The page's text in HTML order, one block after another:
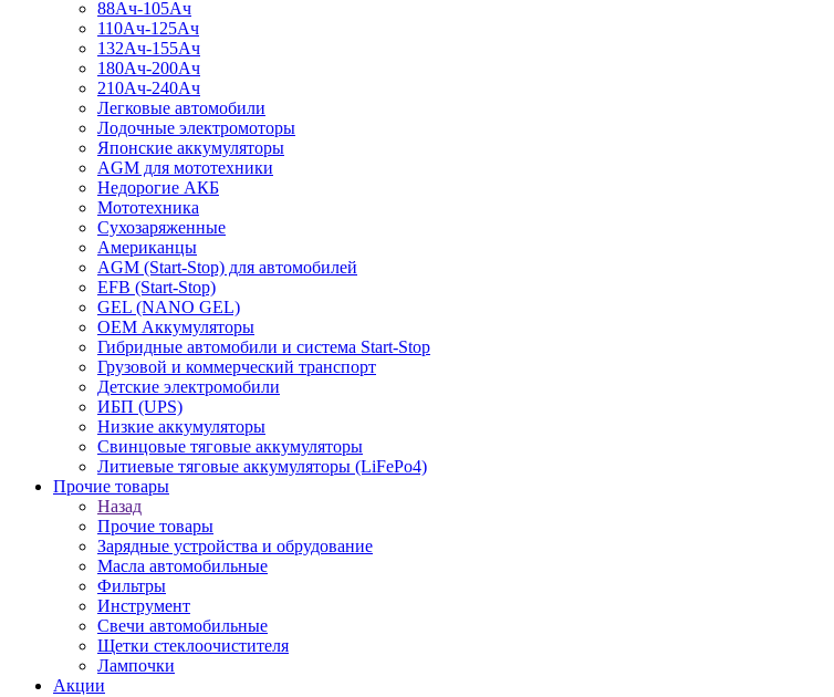
88Ач-105Ач
110Ач-125Ач
132Ач-155Ач
180Ач-200Ач
210Ач-240Ач
Легковые автомобили
Лодочные электромоторы
Японские аккумуляторы
AGM для мототехники
Недорогие АКБ
Мототехника
Сухозаряженные
Американцы
AGM (Start-Stop) для автомобилей
EFB (Start-Stop)
GEL (NANO GEL)
OEM Аккумуляторы
Гибридные автомобили и система Start-Stop
Грузовой и коммерческий транспорт
Детские электромобили
ИБП (UPS)
Низкие аккумуляторы
Свинцовые тяговые аккумуляторы
Литиевые тяговые аккумуляторы (LiFePo4)
Прочие товары
Назад
Прочие товары
Зарядные устройства и обрудование
Масла автомобильные
Фильтры
Инструмент
Свечи автомобильные
Щетки стеклоочистителя
Лампочки
Акции